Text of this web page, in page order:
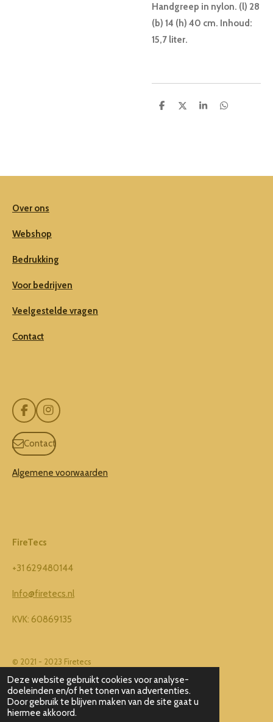
Deze website gebruikt cookies voor analyse-
doeleinden en/of het tonen van advertenties.
Door gebruik te blijven maken van de site gaat u
hiermee akkoord.
Handgreep in nylon. (l) 28
(b) 14 (h) 40 cm. Inhoud:
15,7 liter.
D
D
S
D
Over ons
Webshop
Bedrukking
Voor bedrijven
Veelgestelde vragen
Contact
F
a
c
e
b
o
o
I
n
s
t
a
g
Contact
Algemene voorwaarden
FireTecs
+31 629480144
Info@firetecs.nl
KVK: 60869135
© 2021 - 2023 Firetecs
Powered byJouwWeb